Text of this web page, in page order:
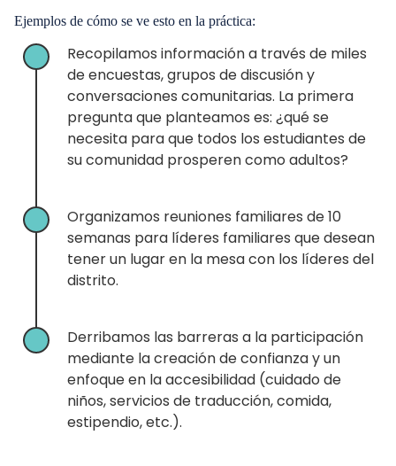
Ejemplos de cómo se ve esto en la práctica:
Recopilamos información a través de miles
de encuestas, grupos de discusión y
conversaciones comunitarias. La primera
pregunta que planteamos es: ¿qué se
necesita para que todos los estudiantes de
su comunidad prosperen como adultos?
Organizamos reuniones familiares de 10
semanas para líderes familiares que desean
tener un lugar en la mesa con los líderes del
distrito.
Derribamos las barreras a la participación
mediante la creación de confianza y un
enfoque en la accesibilidad (cuidado de
niños, servicios de traducción, comida,
estipendio, etc.).